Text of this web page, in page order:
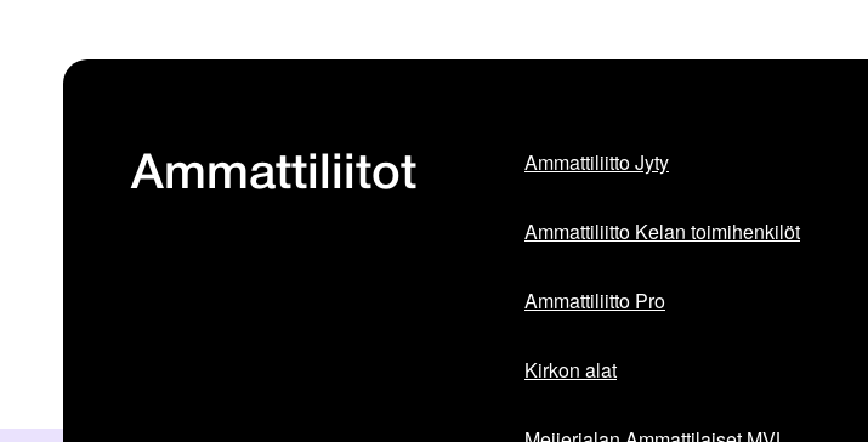
Ammattiliitot Ammattiliitto Jyty
Ammattiliitto Kelan toimihenkilöt
Ammattiliitto Pro
Kirkon alat